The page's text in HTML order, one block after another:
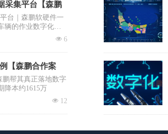
采集平台【森鹏
台｜森鹏软硬件一
辆的作业数字化，
넶 6
【森鹏合作案
帮其真正落地数字
降本约1615万
넶 12